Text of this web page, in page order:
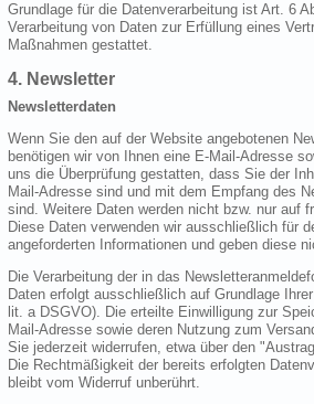
Grundlage für die Datenverarbeitung ist Art. 6
Verarbeitung von Daten zur Erfüllung eines
Maßnahmen gestattet.
4. Newsletter
Newsletterdaten
Wenn Sie den auf der Website angebotenen
benötigen wir von Ihnen eine E-Mail-Adresse
uns die Überprüfung gestatten, dass Sie der
Mail-Adresse sind und mit dem Empfang des
sind. Weitere Daten werden nicht bzw. nur auf
Diese Daten verwenden wir ausschließlich für
angeforderten Informationen und geben diese
Die Verarbeitung der in das
Daten erfolgt ausschließlich auf Grundlage
lit. a DSGVO). Die erteilte Einwilligung zur
Mail-Adresse sowie deren Nutzung zum
Sie jederzeit widerrufen, etwa über den
Die Rechtmäßigkeit der bereits erfolgten
bleibt vom Widerruf unberührt.